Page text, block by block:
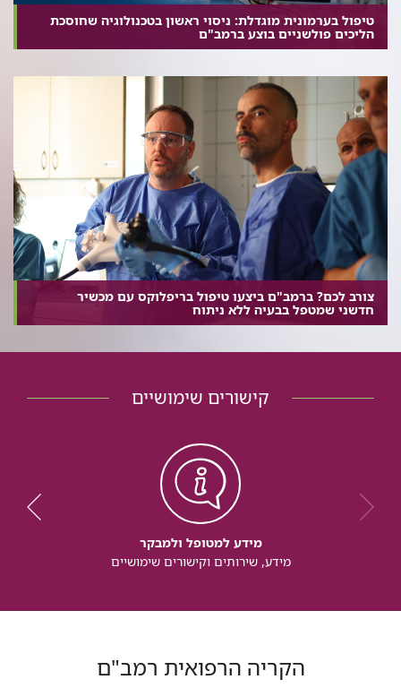
טיפול בערמונית מוגדלת: ניסוי ראשון בטכנולוגיה שחוסכת
הליכים פולשניים בוצע ברמב"ם
צורב לכם? ברמב"ם ביצעו טיפול בריפלוקס עם מכשיר
חדשני שמטפל בבעיה ללא ניתוח
קישורים שימושיים
מידע למטופל ולמבקר
מידע, שירותים וקישורים שימושיים
הקריה הרפואית רמב"ם